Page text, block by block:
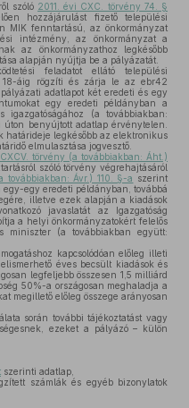
szóló 2011. évi CXC. törvény 74. §
hozzájárulást fizető települési
MIK fenntartású, az önkormányzat
intézmény, az önkormányzat a
az önkormányzathoz legkésőbb
alapján nyújtja be a pályázatát.
feladatot ellátó települési
18-áig rögzíti és zárja le az ebr42
adatlapot két eredeti és egy
egy eredeti példányban a
igazgatóságához (a továbbiakban:
benyújtott adatlap érvénytelen.
határideje legkésőbb az elektronikus
elmulasztása jogvesztő.
törvény (a továbbiakban: Áht.)
szóló törvény végrehajtásáról
továbbiakban: Ávr.) 110. §-a szerint
egy eredeti példányban, továbbá
illetve ezek alapján a kiadások
javaslatát az Igazgatóság
a helyi önkormányzatokért felelős
miniszter (a továbbiakban együtt:
kapcsolódóan előleg illeti
éves becsült kiadások és
legfeljebb összesen 1,5 milliárd
50%-a országosan meghaladja a
megillető előleg összege arányosan
során további tájékoztatást vagy
ezeket a pályázó – külön
szerinti adatlap,
számlák és egyéb bizonylatok